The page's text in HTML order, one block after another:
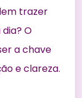
trazer
O
a chave
e clareza.